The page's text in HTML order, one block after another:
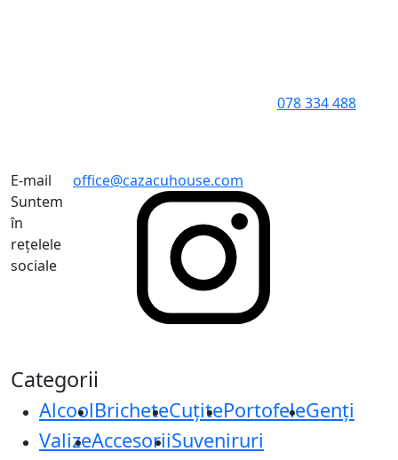
078 334 488
E-mail
office@cazacuhouse.com
Suntem
în
rețelele
sociale
Categorii
AlcoolBricheteCuțitePortofeleGenți
ValizeAccesoriiSuveniruri